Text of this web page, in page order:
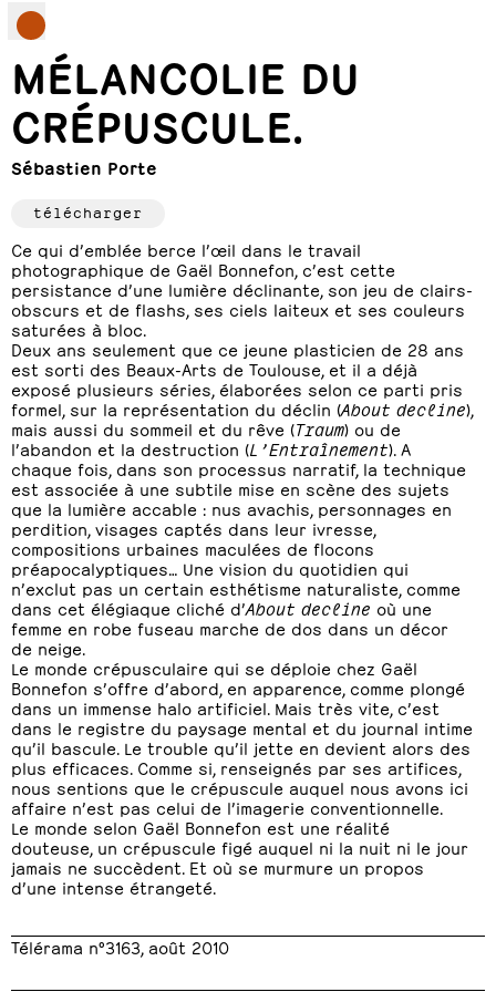
MÉLANCOLIE DU
CRÉPUSCULE.
Sébastien Porte
télécharger
Ce qui d’emblée berce l’œil dans le travail
photographique de Gaël Bonnefon, c’est cette
persistance d’une lumière déclinante, son jeu de clairs-
obscurs et de flashs, ses ciels laiteux et ses couleurs
saturées à bloc.
Deux ans seulement que ce jeune plasticien de 28 ans
est sorti des Beaux-Arts de Toulouse, et il a déjà
exposé plusieurs séries, élaborées selon ce parti pris
formel, sur la représentation du déclin (About decline),
mais aussi du sommeil et du rêve (Traum) ou de
l’abandon et la destruction (L’Entraînement). A
chaque fois, dans son processus narratif, la technique
est associée à une subtile mise en scène des sujets
que la lumière accable : nus avachis, personnages en
perdition, visages captés dans leur ivresse,
compositions urbaines maculées de flocons
préapocalyptiques… Une vision du quotidien qui
n’exclut pas un certain esthétisme naturaliste, comme
dans cet élégiaque cliché d’About decline où une
femme en robe fuseau marche de dos dans un décor
de neige.
Le monde crépusculaire qui se déploie chez Gaël
Bonnefon s’offre d’abord, en apparence, comme plongé
dans un immense halo artificiel. Mais très vite, c’est
dans le registre du paysage mental et du journal intime
qu’il bascule. Le trouble qu’il jette en devient alors des
plus efficaces. Comme si, renseignés par ses artifices,
nous sentions que le crépuscule auquel nous avons ici
affaire n’est pas celui de l’imagerie conventionnelle.
Le monde selon Gaël Bonnefon est une réalité
douteuse, un crépuscule figé auquel ni la nuit ni le jour
jamais ne succèdent. Et où se murmure un propos
d’une intense étrangeté.
Télérama n°3163, août 2010